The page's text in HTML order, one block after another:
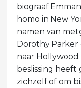
biograaf
homo in New
namen van
Dorothy Parker
naar Hollywood
beslissing heeft
zichzelf of om